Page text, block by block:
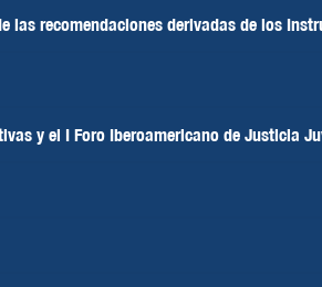
las recomendaciones derivadas de los
y el I Foro Iberoamericano de Justicia